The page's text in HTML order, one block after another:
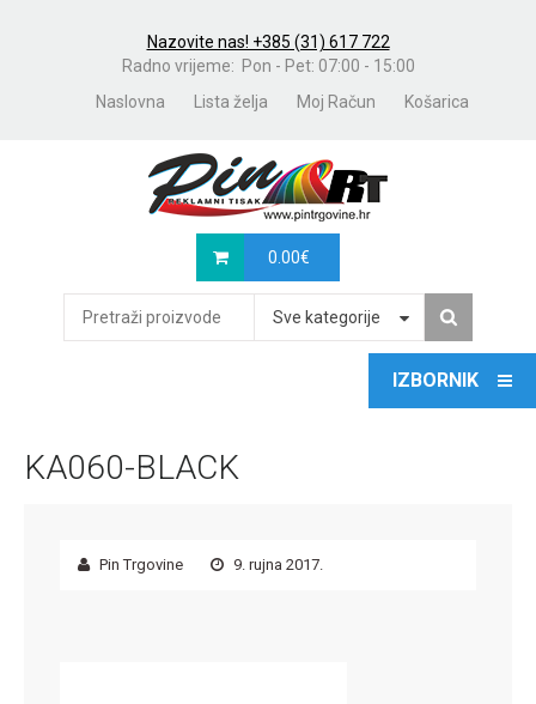
Nazovite nas! +385 (31) 617 722
Radno vrijeme: Pon - Pet: 07:00 - 15:00
Naslovna
Lista želja Moj Račun Košarica
0.00€
Sve kategorije
KA060-BLACK
Pin Trgovine 9. rujna 2017.